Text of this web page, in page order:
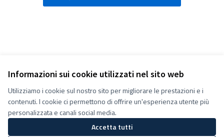
Informazioni sui cookie utilizzati nel sito web
Utilizziamo i cookie sul nostro sito per migliorare le prestazioni e i
contenuti. I cookie ci permettono di offrire un'esperienza utente più
personalizzata e canali social media.
Accetta tutti
Termini e condizioni d''uso
Impostazioni Cookie
Decidiamo su Facebook
Decidiamo su YouTube
(Collegamento esterno)